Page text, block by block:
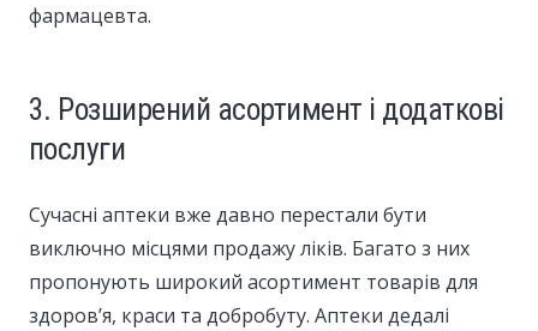
фармацевта.
3. Розширений асортимент і додаткові
послуги
Сучасні аптеки вже давно перестали бути
виключно місцями продажу ліків. Багато з них
пропонують широкий асортимент товарів для
здоров’я, краси та добробуту. Аптеки дедалі